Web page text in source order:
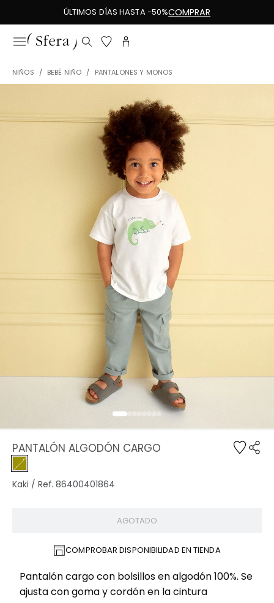
ÚLTIMOS DÍAS HASTA -50%COMPRAR
NIÑOS BEBÉ NIÑO PANTALONES Y MONOS
PANTALÓN ALGODÓN CARGO
Kaki / Ref. 86400401864
AGOTADO
COMPROBAR DISPONIBILIDAD EN TIENDA
Pantalón cargo con bolsillos en algodón 100%. Se
ajusta con goma y cordón en la cintura